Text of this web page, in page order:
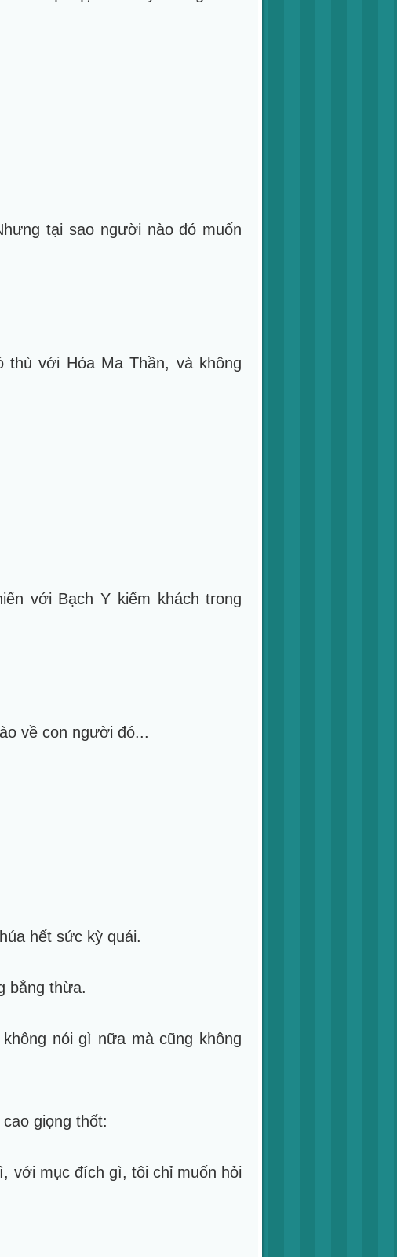
tại sao người nào đó muốn
với Hỏa Ma Thần, và không
với Bạch Y kiếm khách trong
về con người đó...
hết sức kỳ quái.
bằng thừa.
nói gì nữa mà cũng không
giọng thốt:
với mục đích gì, tôi chỉ muốn hỏi